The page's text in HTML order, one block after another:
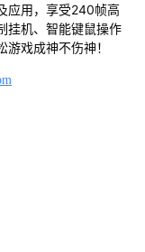
应用，享受240帧高
挂机、智能键鼠操作
戏成神不伤神！